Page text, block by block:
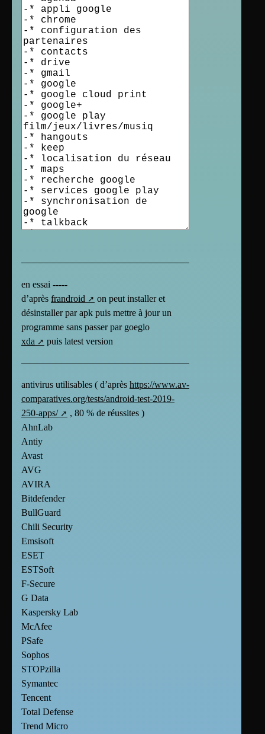
en essai -----
d’après frandroid
on peut installer et
désinstaller par apk puis mettre à jour un
programme sans passer par goeglo
xda
puis latest version
antivirus utilisables ( d’après https://www.av-
comparatives.org/tests/android-test-2019-
250-apps/
, 80 % de réussites )
AhnLab
Antiy
Avast
AVG
AVIRA
Bitdefender
BullGuard
Chili Security
Emsisoft
ESET
ESTSoft
F-Secure
G Data
Kaspersky Lab
McAfee
PSafe
Sophos
STOPzilla
Symantec
Tencent
Total Defense
Trend Micro